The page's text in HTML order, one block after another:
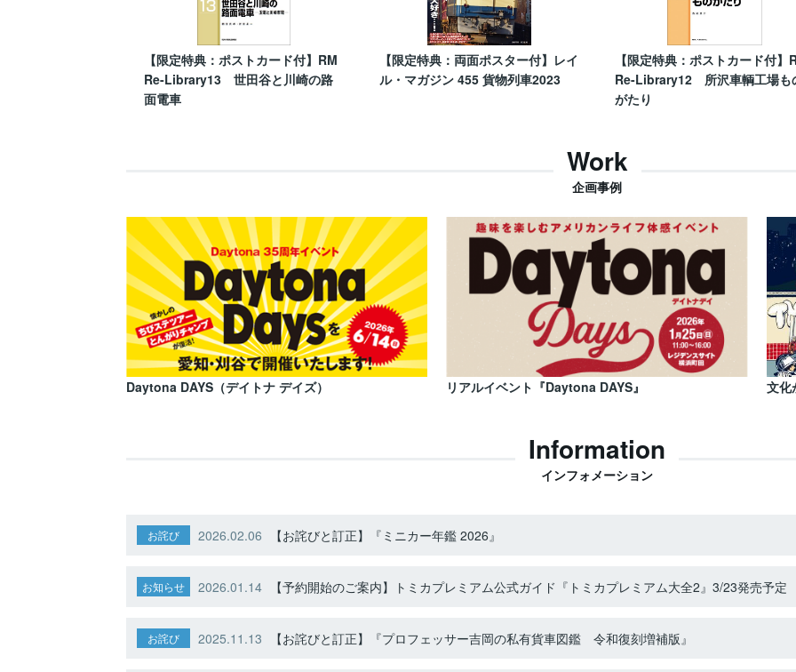
【限定特典：ポストカード付】RM
Re-Library13 世田谷と川崎の路
面電車
【限定特典：両面ポスター付】レイ
ル・マガジン 455 貨物列車2023
【限定特典：ポストカード付】
Re-Library12 所沢車輌工場も
がたり
Work
企画事例
Daytona DAYS（デイトナ デイズ） リアルイベント『Daytona DAYS』 文化
Information
インフォメーション
お詫び 2026.02.06 【お詫びと訂正】『ミニカー年鑑 2026』
お知らせ 2026.01.14 【予約開始のご案内】トミカプレミアム公式ガイド『トミカプレミアム大全2』3/23発売予定
お詫び 2025.11.13 【お詫びと訂正】『プロフェッサー吉岡の私有貨車図鑑 令和復刻増補版』